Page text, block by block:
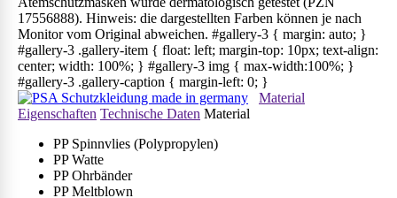
17556888). Hinweis: die dargestellten Farben können je nach
Monitor vom Original abweichen. #gallery-3 { margin: auto; }
#gallery-3 .gallery-item { float: left; margin-top: 10px; text-align:
center; width: 100%; } #gallery-3 img { max-width:100%; }
#gallery-3 .gallery-caption { margin-left: 0; }
Material
Eigenschaften Technische Daten Material
PP Spinnvlies (Polypropylen)
PP Watte
PP Ohrbänder
PP Meltblown